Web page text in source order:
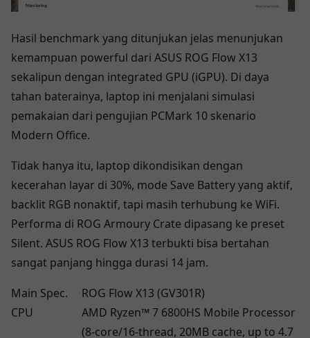
Hasil benchmark yang ditunjukan jelas menunjukan
kemampuan powerful dari ASUS ROG Flow X13
sekalipun dengan integrated GPU (iGPU). Di daya
tahan baterainya, laptop ini menjalani simulasi
pemakaian dari pengujian PCMark 10 skenario
Modern Office.
Tidak hanya itu, laptop dikondisikan dengan
kecerahan layar di 30%, mode Save Battery yang aktif,
backlit RGB nonaktif, tapi masih terhubung ke WiFi.
Performa di ROG Armoury Crate dipasang ke preset
Silent. ASUS ROG Flow X13 terbukti bisa bertahan
sangat panjang hingga durasi 14 jam.
Main Spec.
ROG Flow X13 (GV301R)
CPU
AMD Ryzen™ 7 6800HS Mobile Processor
(8-core/16-thread, 20MB cache, up to 4.7